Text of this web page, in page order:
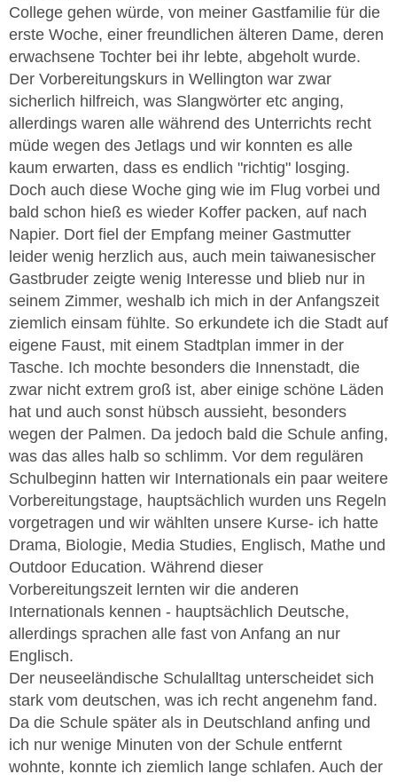
College gehen würde, von meiner Gastfamilie für die
erste Woche, einer freundlichen älteren Dame, deren
erwachsene Tochter bei ihr lebte, abgeholt wurde.
Der Vorbereitungskurs in Wellington war zwar
sicherlich hilfreich, was Slangwörter etc anging,
allerdings waren alle während des Unterrichts recht
müde wegen des Jetlags und wir konnten es alle
kaum erwarten, dass es endlich "richtig" losging.
Doch auch diese Woche ging wie im Flug vorbei und
bald schon hieß es wieder Koffer packen, auf nach
Napier. Dort fiel der Empfang meiner Gastmutter
leider wenig herzlich aus, auch mein taiwanesischer
Gastbruder zeigte wenig Interesse und blieb nur in
seinem Zimmer, weshalb ich mich in der Anfangszeit
ziemlich einsam fühlte. So erkundete ich die Stadt auf
eigene Faust, mit einem Stadtplan immer in der
Tasche. Ich mochte besonders die Innenstadt, die
zwar nicht extrem groß ist, aber einige schöne Läden
hat und auch sonst hübsch aussieht, besonders
wegen der Palmen. Da jedoch bald die Schule anfing,
was das alles halb so schlimm. Vor dem regulären
Schulbeginn hatten wir Internationals ein paar weitere
Vorbereitungstage, hauptsächlich wurden uns Regeln
vorgetragen und wir wählten unsere Kurse- ich hatte
Drama, Biologie, Media Studies, Englisch, Mathe und
Outdoor Education. Während dieser
Vorbereitungszeit lernten wir die anderen
Internationals kennen - hauptsächlich Deutsche,
allerdings sprachen alle fast von Anfang an nur
Englisch.
Der neuseeländische Schulalltag unterscheidet sich
stark vom deutschen, was ich recht angenehm fand.
Da die Schule später als in Deutschland anfing und
ich nur wenige Minuten von der Schule entfernt
wohnte, konnte ich ziemlich lange schlafen. Auch der